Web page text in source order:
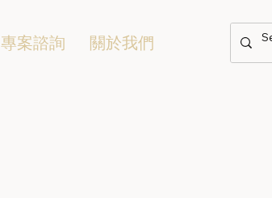
專案諮詢 關於我們